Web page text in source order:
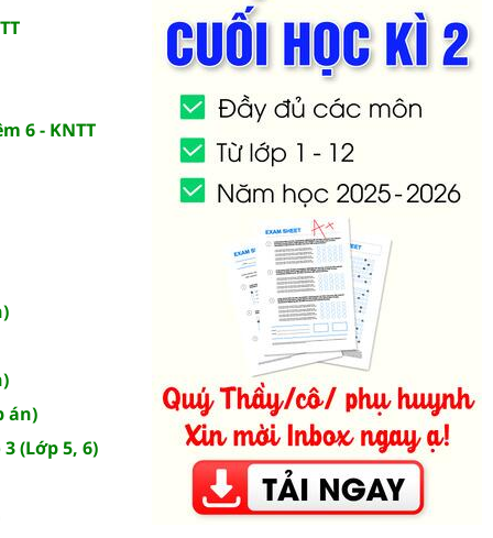
6 - KNTT
án)
(Lớp 5, 6)